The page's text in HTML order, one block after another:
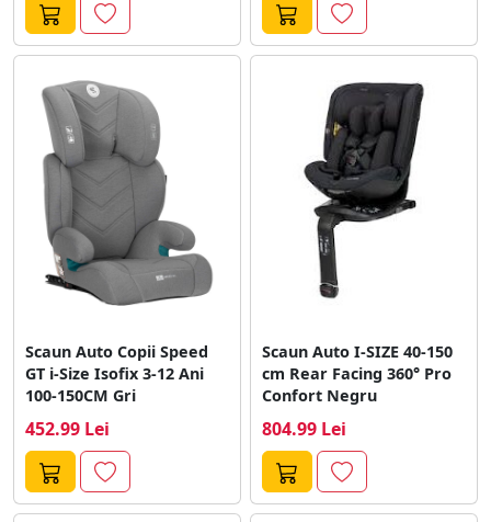
Scaun Auto Copii Speed
GT i-Size Isofix 3-12 Ani
100-150CM Gri
452.99 Lei
Scaun Auto I-SIZE 40-150
cm Rear Facing 360° Pro
Confort Negru
804.99 Lei